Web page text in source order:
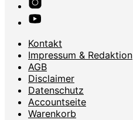
Kontakt
Impressum & Redaktion
AGB
Disclaimer
Datenschutz
Accountseite
Warenkorb